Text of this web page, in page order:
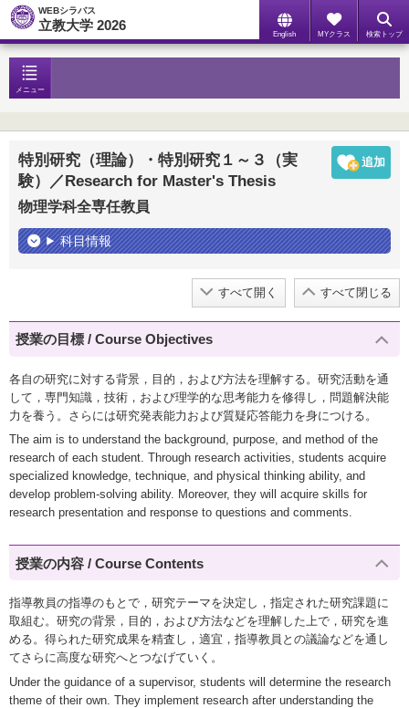
WEBシラバス
立教大学 2026
English MYクラス 検索トップ
メニュー
特別研究（理論）・特別研究１～３（実
験）／Research for Master's Thesis
物理学科全専任教員
科目情報
すべて開く すべて閉じる
授業の目標 / Course Objectives
各自の研究に対する背景，目的，および方法を理解する。研究活動を通
して，専門知識，技術，および理学的な思考能力を修得し，問題解決能
力を養う。さらには研究発表能力および質疑応答能力を身につける。
The aim is to understand the background, purpose, and method of the
research of each student. Through research activities, students acquire
specialized knowledge, technique, and physical thinking ability, and
develop problem-solving ability. Moreover, they will acquire skills for
research presentation and response to questions and comments.
授業の内容 / Course Contents
指導教員の指導のもとで，研究テーマを決定し，指定された研究課題に
取組む。研究の背景，目的，および方法などを理解した上で，研究を進
める。得られた研究成果を精査し，適宜，指導教員との議論などを通し
てさらに高度な研究へとつなげていく。
Under the guidance of a supervisor, students will determine the research
theme of their own. They implement research after understanding the